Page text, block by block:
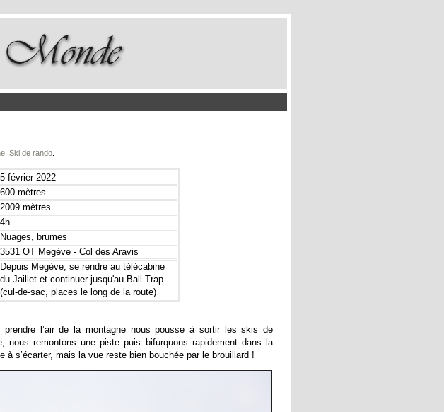
Ski de rando
5 février 2022
600 mètres
2009 mètres
4h
Nuages, brumes
3531 OT Megève - Col des Aravis
Depuis Megève, se rendre au télécabine
du Jaillet et continuer jusqu'au Ball-Trap
(cul-de-sac, places le long de la route)
l’air de la montagne nous pousse à sortir les skis de
nous remontons une piste puis bifurquons rapidement dans la
s’écarter, mais la vue reste bien bouchée par le brouillard !